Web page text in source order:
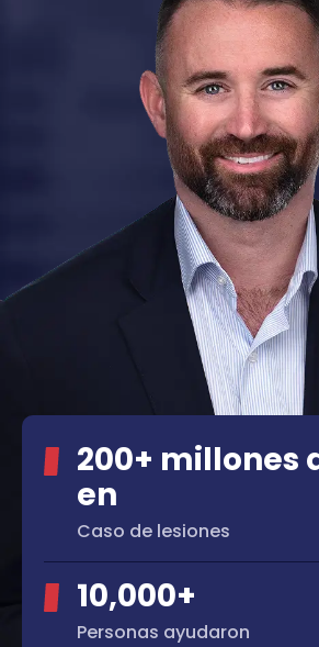
200+ millones
en
Caso de lesiones
10,000+
Personas ayudaron